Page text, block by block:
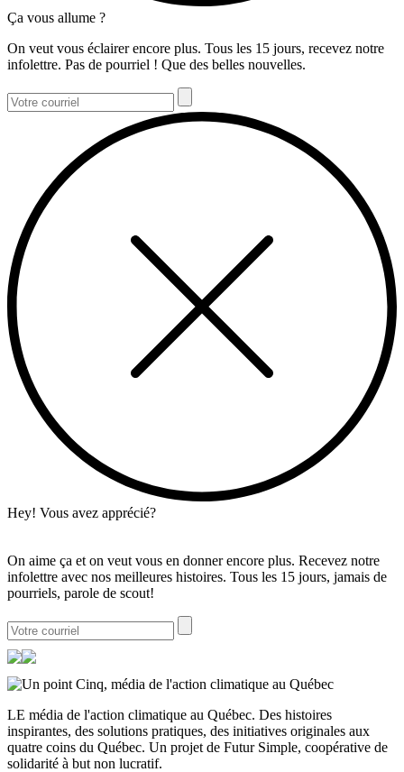
Ça vous allume ?
On veut vous éclairer encore plus. Tous les 15 jours, recevez notre
infolettre. Pas de pourriel ! Que des belles nouvelles.
Hey! Vous avez apprécié?
On aime ça et on veut vous en donner encore plus. Recevez notre
infolettre avec nos meilleures histoires. Tous les 15 jours, jamais de
pourriels, parole de scout!
LE média de l'action climatique au Québec. Des histoires
inspirantes, des solutions pratiques, des initiatives originales aux
quatre coins du Québec. Un projet de Futur Simple, coopérative de
solidarité à but non lucratif.